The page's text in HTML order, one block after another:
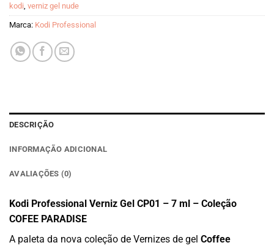
kodi verniz gel nude
Marca: Kodi Professional
DESCRIÇÃO
INFORMAÇÃO ADICIONAL
AVALIAÇÕES (0)
Kodi Professional Verniz Gel CP01 – 7 ml – Coleção
COFEE PARADISE
A paleta da nova coleção de Vernizes de gel Coffee